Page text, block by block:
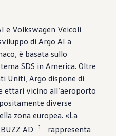
e Volkswagen Veicoli
di Argo AI a
è basata sullo
SDS in America. Oltre
Uniti, Argo dispone di
ettari vicino all’aeroporto
diverse
zona europea. «La
AD
1
rappresenta